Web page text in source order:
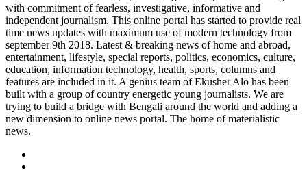
with commitment of fearless, investigative, informative and
independent journalism. This online portal has started to provide real
time news updates with maximum use of modern technology from
september 9th 2018. Latest & breaking news of home and abroad,
entertainment, lifestyle, special reports, politics, economics, culture,
education, information technology, health, sports, columns and
features are included in it. A genius team of Ekusher Alo has been
built with a group of country energetic young journalists. We are
trying to build a bridge with Bengali around the world and adding a
new dimension to online news portal. The home of materialistic
news.